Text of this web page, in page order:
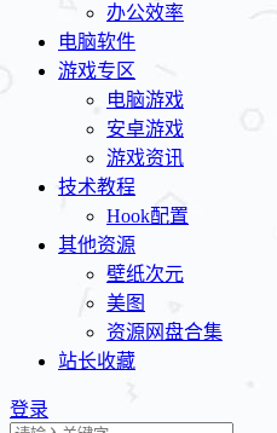
办公效率
电脑软件
游戏专区
电脑游戏
安卓游戏
游戏资讯
技术教程
Hook配置
其他资源
壁纸次元
美图
资源网盘合集
站长收藏
登录